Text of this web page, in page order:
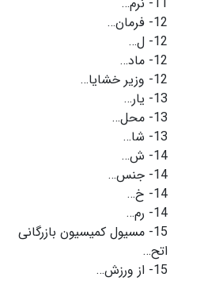
12- فرمان…
12- ل…
12- ماد…
12- وزیر خشایا…
13- یار…
13- محل…
13- شا…
14- ش…
14- جنس…
14- خ…
14- رم…
15- مسیول کمیسیون بازرگانی
اتح…
15- از ورزش…